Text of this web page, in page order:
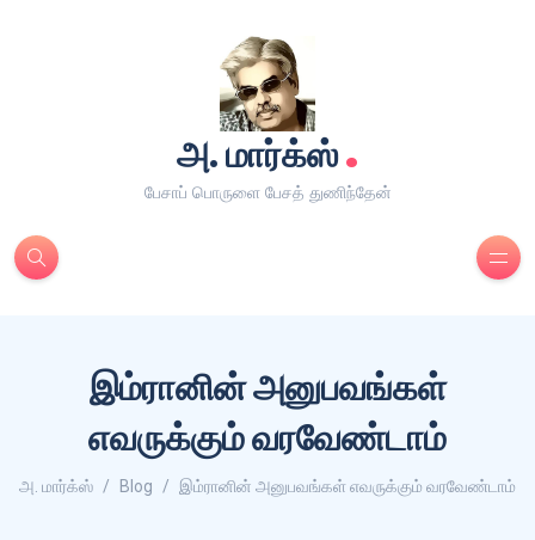
அ. மார்க்ஸ்.
பேசாப் பொருளை பேசத் துணிந்தேன்
இம்ரானின் அனுபவங்கள்
எவருக்கும் வரவேண்டாம்
அ. மார்க்ஸ் Blog இம்ரானின் அனுபவங்கள் எவருக்கும் வரவேண்டாம்